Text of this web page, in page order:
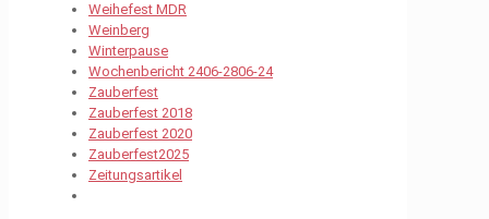
Weihefest MDR
Weinberg
Winterpause
Wochenbericht 2406-2806-24
Zauberfest
Zauberfest 2018
Zauberfest 2020
Zauberfest2025
Zeitungsartikel